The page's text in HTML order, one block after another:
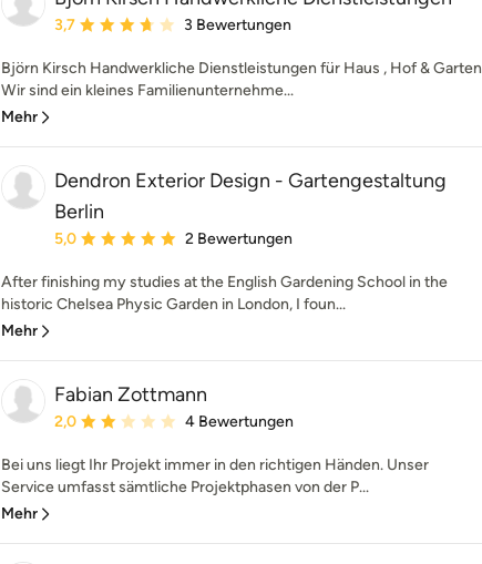
Durchschnittliche Bewertung: 3.7 von 5 Sternen
3,7 3 Bewertungen
Björn Kirsch Handwerkliche Dienstleistungen für Haus , Hof & Garten
Wir sind ein kleines Familienunternehme...
Mehr
Dendron Exterior Design - Gartengestaltung
Berlin
Durchschnittliche Bewertung: 5 von 5 Sternen
5,0 2 Bewertungen
After finishing my studies at the English Gardening School in the
historic Chelsea Physic Garden in London, I foun...
Mehr
Fabian Zottmann
Durchschnittliche Bewertung: 2 von 5 Sternen
2,0 4 Bewertungen
Bei uns liegt Ihr Projekt immer in den richtigen Händen. Unser
Service umfasst sämtliche Projektphasen von der P...
Mehr